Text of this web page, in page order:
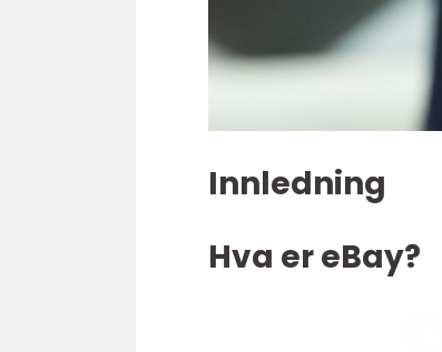
Innledning
Hva er eBay?